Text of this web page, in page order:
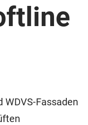
WDVS-Fassaden